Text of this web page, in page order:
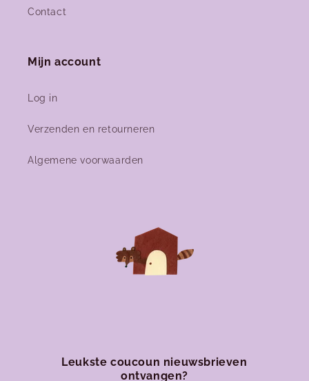
Contact
Mijn account
Log in
Verzenden en retourneren
Algemene voorwaarden
Leukste coucoun nieuwsbrieven
ontvangen?